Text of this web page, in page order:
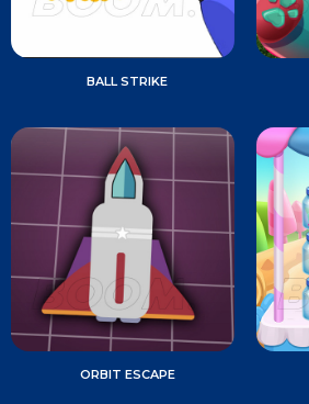
BALL STRIKE
ORBIT ESCAPE